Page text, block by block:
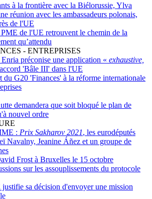
à la frontière avec la Biélorussie, Ylva
réunion avec les ambassadeurs polonais,
de l'UE
PME de l'UE retrouvent le chemin de la
qu’attendu
- ENTREPRISES
préconise une application « exhaustive,
'Bâle III' dans l'UE
du G20 'Finances' à la réforme internationale
demandera que soit bloqué le plan de
nouvel ordre
: Prix Sakharov 2021, les eurodéputés
Navalny, Jeanine Áñez et un groupe de
Frost à Bruxelles le 15 octobre
sur les assouplissements du protocole
sa décision d'envoyer une mission